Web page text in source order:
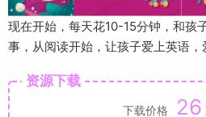
现在开始，每天花10-15分钟，和孩
事，从阅读开始，让孩子爱上英语，
资源下载
下载价格 26